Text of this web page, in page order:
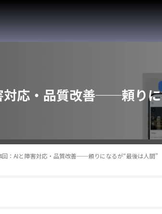
対応・品質改善──頼り
回：AIと障害対応・品質改善──頼りになるが“最後は人間”